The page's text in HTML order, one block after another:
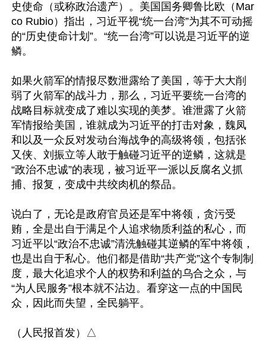
史使命（或称政治遗产）。美国国务卿鲁比欧（Mar
co Rubio）指出，习近平视“统一台湾”为其不可动摇
的“历史使命计划”。“统一台湾”可以说是习近平的逆
鳞。
如果火箭军的情报尽数泄露给了美国，等于大大削
弱了火箭军的战斗力，那么，习近平要统一台湾的
战略目标就变成了难以实现的美梦。谁泄露了火箭
军情报给美国，谁就成为习近平的打击对象，魏凤
和以及一众反对发动台海战争的高级将领，包括张
又侠、刘振立等人敢于触碰习近平的逆鳞，这就是
“政治不忠诚”的表现，被习近平一派以反腐名义抓
捕、报复，变成中共绞肉机的祭品。
说白了，无论是政府官员还是军中将领，贪污受
贿，全是出自于满足个人追求物质利益的私心，而
习近平以“政治不忠诚”清洗触碰其逆鳞的军中将领，
也是出自于私心。他们都是借助“共产党”这个专制制
度，最大化追求个人的权势和利益的乌合之众，与
“为人民服务”根本就不沾边。看穿这一点的中国民
众，因此而失望，全民躺平。